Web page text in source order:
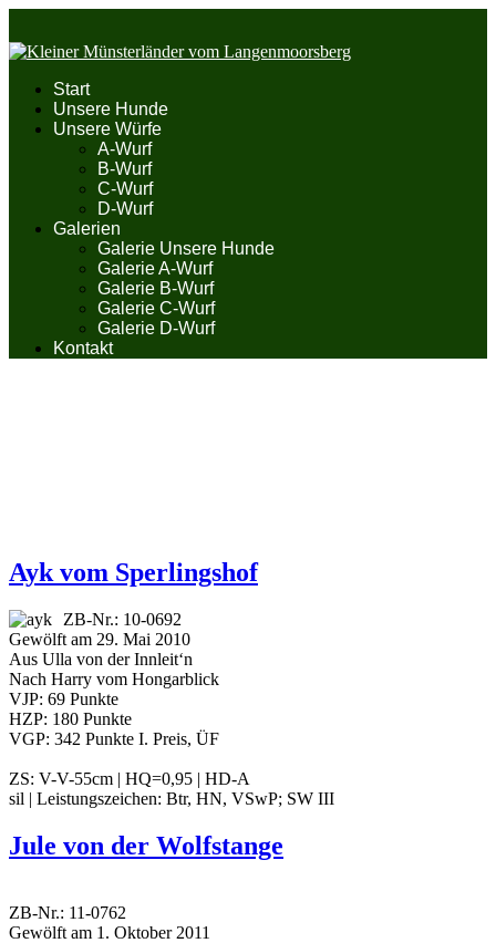
Start
Unsere Hunde
Unsere Würfe
A-Wurf
B-Wurf
C-Wurf
D-Wurf
Galerien
Galerie Unsere Hunde
Galerie A-Wurf
Galerie B-Wurf
Galerie C-Wurf
Galerie D-Wurf
Kontakt
Ayk vom Sperlingshof
ZB-Nr.: 10-0692
Gewölft am 29. Mai 2010
Aus Ulla von der Innleit‘n
Nach Harry vom Hongarblick
VJP: 69 Punkte
HZP: 180 Punkte
VGP: 342 Punkte I. Preis, ÜF
ZS: V-V-55cm | HQ=0,95 | HD-A
sil | Leistungszeichen: Btr, HN, VSwP; SW III
Jule von der Wolfstange
ZB-Nr.: 11-0762
Gewölft am 1. Oktober 2011